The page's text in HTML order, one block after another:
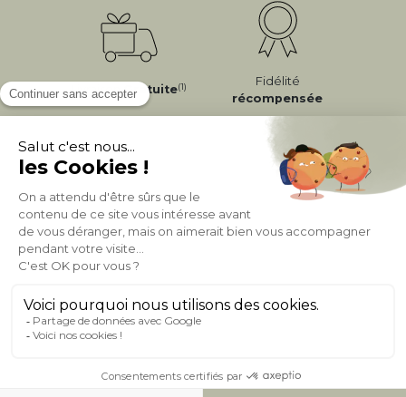
LivraisonGratuite(1)
Fidélité
récompensée
Expéditionen
24/72h
Appel gratuit
0 20 88 04 14
À PROPOS DE MILIBOO